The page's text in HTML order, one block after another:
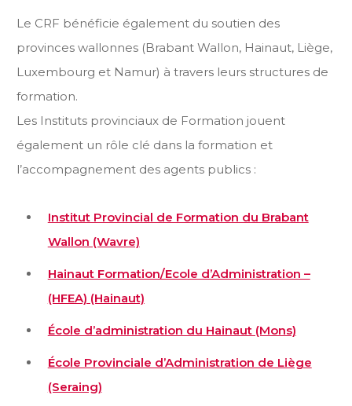
Le CRF bénéficie également du soutien des
provinces wallonnes (Brabant Wallon, Hainaut, Liège,
Luxembourg et Namur) à travers leurs structures de
formation.
Les Instituts provinciaux de Formation jouent
également un rôle clé dans la formation et
l’accompagnement des agents publics :
Institut Provincial de Formation du Brabant
Wallon (Wavre)
Hainaut Formation/Ecole d’Administration –
(HFEA) (Hainaut)
École d’administration du Hainaut (Mons)
École Provinciale d’Administration de Liège
(Seraing)